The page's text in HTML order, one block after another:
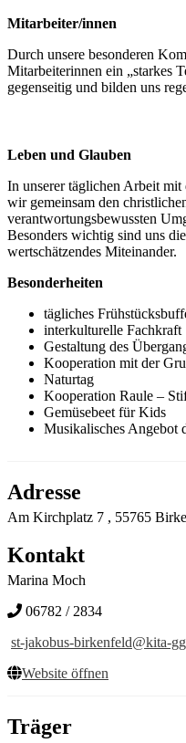
Mitarbeiter/innen
Durch unsere besonderen
Mitarbeiterinnen ein „starkes
gegenseitig und bilden uns
Leben und Glauben
In unserer täglichen Arbeit
wir gemeinsam den
verantwortungsbewussten
Besonders wichtig sind uns
wertschätzendes Miteinander.
Besonderheiten
tägliches
interkulturelle Fachkraft
Gestaltung des
Kooperation mit der
Naturtag
Kooperation Raule –
Gemüsebeet für Kids
Musikalisches Angebot
Adresse
Am Kirchplatz 7 , 55765
Kontakt
Marina Moch
06782 / 2834
st-jakobus-birkenfeld@kita-
Website öffnen
Träger